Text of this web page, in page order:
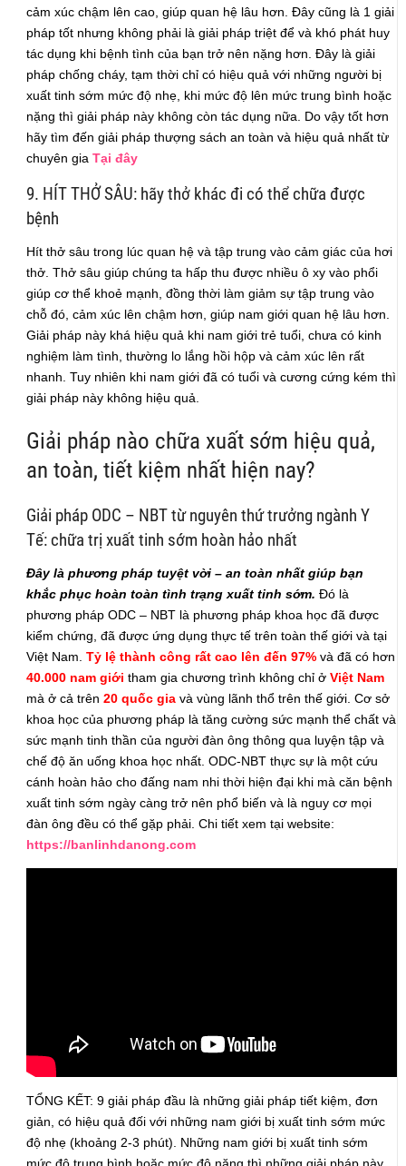
cảm xúc chậm lên cao, giúp quan hệ lâu hơn. Đây cũng là 1 giải
pháp tốt nhưng không phải là giải pháp triệt để và khó phát huy
tác dụng khi bệnh tình của bạn trở nên nặng hơn. Đây là giải
pháp chống cháy, tạm thời chỉ có hiệu quả với những người bị
xuất tinh sớm mức độ nhẹ, khi mức độ lên mức trung bình hoặc
nặng thì giải pháp này không còn tác dụng nữa. Do vậy tốt hơn
hãy tìm đến giải pháp thượng sách an toàn và hiệu quả nhất từ
chuyên giaTại đây
9. HÍT THỞ SÂU: hãy thở khác đi có thể chữa được
bệnh
Hít thở sâu trong lúc quan hệ và tập trung vào cảm giác của hơi
thở. Thở sâu giúp chúng ta hấp thu được nhiều ô xy vào phổi
giúp cơ thể khoẻ mạnh, đồng thời làm giảm sự tập trung vào
chỗ đó, cảm xúc lên chậm hơn, giúp nam giới quan hệ lâu hơn.
Giải pháp này khá hiệu quả khi nam giới trẻ tuổi, chưa có kinh
nghiệm làm tình, thường lo lắng hồi hộp và cảm xúc lên rất
nhanh. Tuy nhiên khi nam giới đã có tuổi và cương cứng kém thì
giải pháp này không hiệu quả.
Giải pháp nào chữa xuất sớm hiệu quả,
an toàn, tiết kiệm nhất hiện nay?
Giải pháp ODC – NBT từ nguyên thứ trưởng ngành Y
Tế: chữa trị xuất tinh sớm hoàn hảo nhất
Đây là phương pháp tuyệt vời – an toàn nhất giúp bạn
khắc phục hoàn toàn tình trạng xuất tinh sớm. Đó là
phương pháp ODC – NBT là phương pháp khoa học đã được
kiểm chứng, đã được ứng dụng thực tế trên toàn thế giới và tại
Việt Nam. Tỷ lệ thành công rất cao lên đến 97% và đã có hơn
40.000 nam giới tham gia chương trình không chỉ ởViệt Nam
mà ở cả trên20 quốc gia và vùng lãnh thổ trên thế giới. Cơ sở
khoa học của phương pháp là tăng cường sức mạnh thể chất và
sức mạnh tinh thần của người đàn ông thông qua luyện tập và
chế độ ăn uống khoa học nhất. ODC-NBT thực sự là một cứu
cánh hoàn hảo cho đấng nam nhi thời hiện đại khi mà căn bệnh
xuất tinh sớm ngày càng trở nên phổ biến và là nguy cơ mọi
đàn ông đều có thể gặp phải. Chi tiết xem tại website:
https://banlinhdanong.com
TỔNG KẾT: 9 giải pháp đầu là những giải pháp tiết kiệm, đơn
giản, có hiệu quả đối với những nam giới bị xuất tinh sớm mức
độ nhẹ (khoảng 2-3 phút). Những nam giới bị xuất tinh sớm